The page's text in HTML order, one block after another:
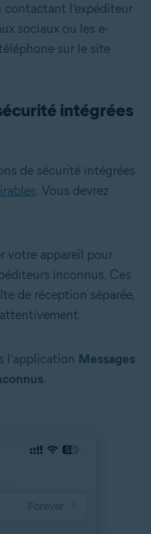
contactant l’expéditeur
sociaux ou les e-
sur le site
intégrées
de sécurité intégrées
. Vous devrez
votre appareil pour
inconnus. Ces
de réception séparée,
l’application Messages
.